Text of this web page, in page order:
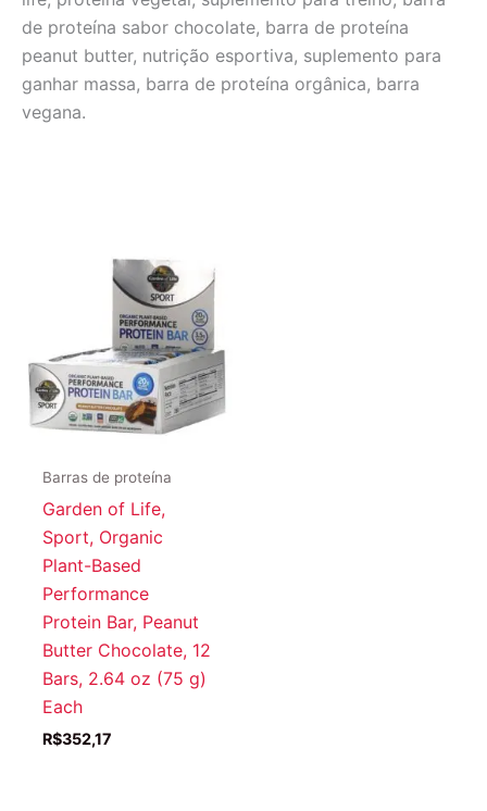
de proteína sabor chocolate, barra de proteína
peanut butter, nutrição esportiva, suplemento para
ganhar massa, barra de proteína orgânica, barra
vegana.
Barras de proteína
Garden of Life,
Sport, Organic
Plant-Based
Performance
Protein Bar, Peanut
Butter Chocolate, 12
Bars, 2.64 oz (75 g)
Each
R$352,17